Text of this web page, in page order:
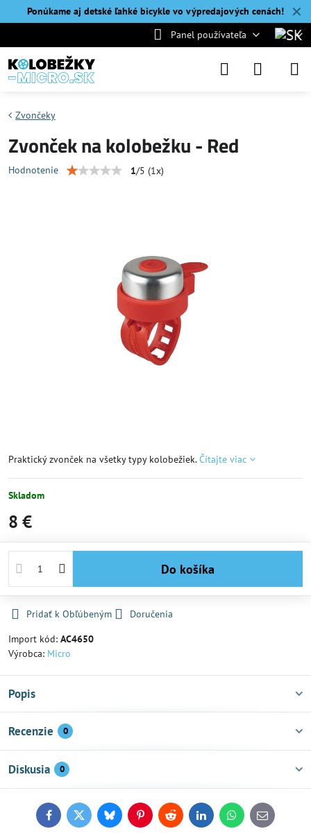
✕
Ponúkame aj detské ľahké bicykle vo výpredajových cenách!
Panel používateľa
Zvončeky
Zvonček na kolobežku - Red
Hodnotenie 1/5 (1x)
Praktický zvonček na všetky typy kolobežiek.Čítajte viac
Skladom
8 €
Do košíka
Pridať k Obľúbeným
Doručenia
Import kód: AC4650
Výrobca: Micro
Popis
Recenzie 0
Diskusia 0
FacebookTwitterBlueskyPinterestReddit LinkedInWhatsApp
E-
mail